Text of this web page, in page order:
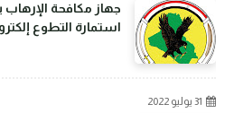
جهاز مكافحة الإرهاب
استمارة التطوع
31 يوليو 2022